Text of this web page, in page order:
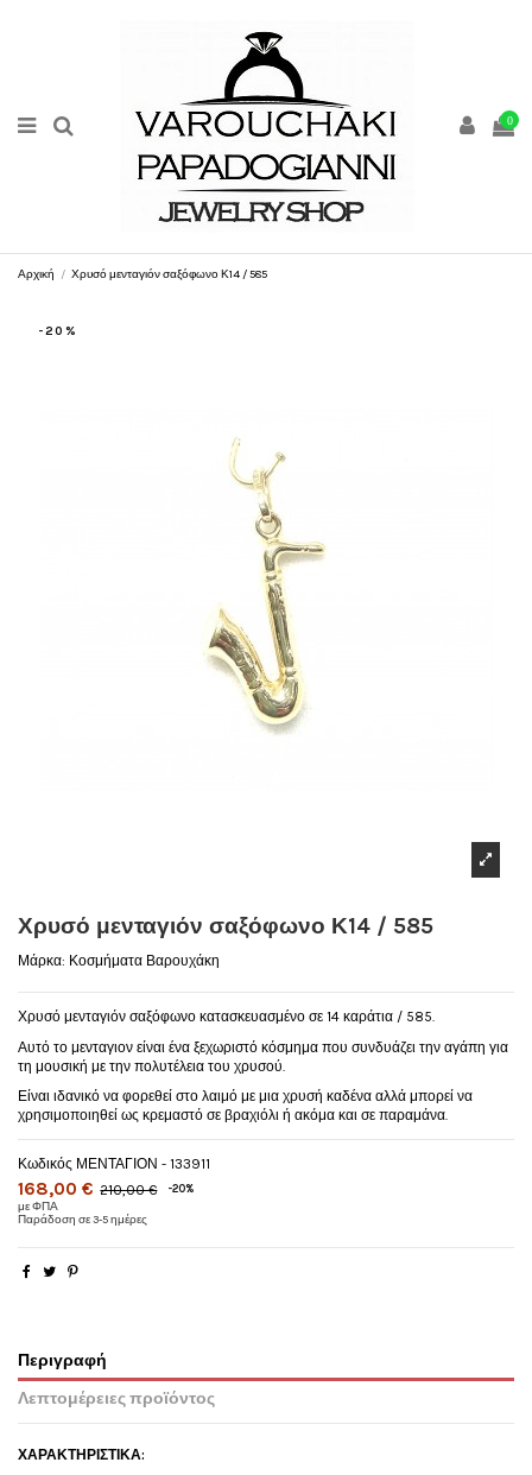
0
Αρχική Χρυσό μενταγιόν σαξόφωνο Κ14 / 585
-20%
Χρυσό μενταγιόν σαξόφωνο Κ14 / 585
Μάρκα: Κοσμήματα Βαρουχάκη
Χρυσό μενταγιόν σαξόφωνο κατασκευασμένο σε 14 καράτια / 585.
Αυτό το μενταγιον είναι ένα ξεχωριστό κόσμημα που συνδυάζει την αγάπη για
τη μουσική με την πολυτέλεια του χρυσού.
Είναι ιδανικό να φορεθεί στο λαιμό με μια χρυσή καδένα αλλά μπορεί να
χρησιμοποιηθεί ως κρεμαστό σε βραχιόλι ή ακόμα και σε παραμάνα.
Κωδικός ΜΕΝΤΑΓΙΟΝ - 133911
168,00 € 210,00 € -20%
με ΦΠΑ
Παράδοση σε 3-5 ημέρες
Περιγραφή
Λεπτομέρειες προϊόντος
ΧΑΡΑΚΤΗΡΙΣΤΙΚΑ: